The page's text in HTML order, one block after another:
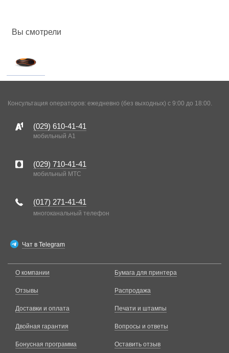
Вы смотрели
Консультация операторов: ежедневно (без выходных) с 9:00 до 18:00.
(029) 610-41-41
мобильный A1
(029) 710-41-41
мобильный MTC
(017) 271-41-41
многоканальный телефон
Чат в Telegram
О компании
Отзывы
Доставки и оплата
Двойная гарантия
Бонусная программа
Бумага для принтера
Распродажа
Печати и штампы
Вопросы и ответы
Оставить отзыв